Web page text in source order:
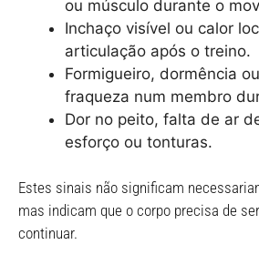
ou músculo durante o
Inchaço visível ou calor
articulação após o treino.
Formigueiro, dormência
fraqueza num membro
Dor no peito, falta de ar
esforço ou tonturas.
Estes sinais não significam
mas indicam que o corpo precisa de
continuar.